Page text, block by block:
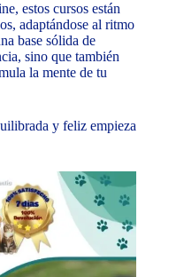
estos cursos están
adaptándose al ritmo
base sólida de
sino que también
la mente de tu
y feliz empieza